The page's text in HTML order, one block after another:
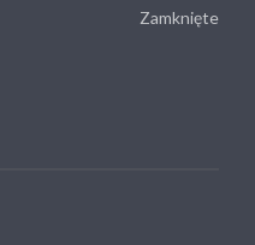
Zamknięte